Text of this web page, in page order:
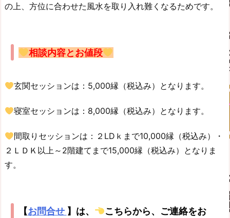
の上、方位に合わせた風水を取り入れ難くなるためです。
相談内容とお値段
玄関セッションは：5,000縁（税込み）となります。
寝室セッションは：8,000縁（税込み）となります。
間取りセッションは：２LDｋまで10,000縁（税込み）・
２ＬＤＫ以上～2階建てまで15,000縁（税込み）となりま
す。
【お問合せ 】は、
こちらから、ご連絡をお